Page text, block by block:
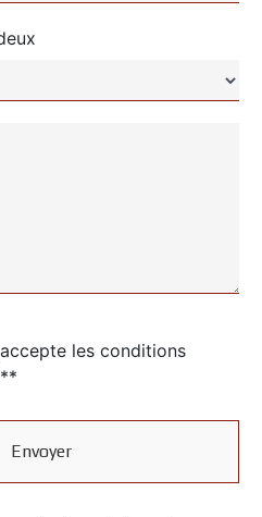
les conditions
Envoyer